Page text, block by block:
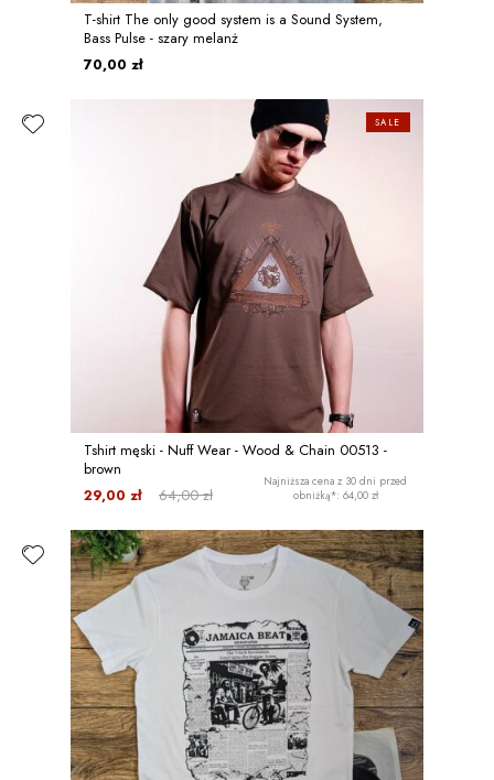
T-shirt The only good system is a Sound System,
Bass Pulse - szary melanż
70,00 zł
Tshirt męski - Nuff Wear - Wood & Chain 00513 -
brown
64,00 zł
29,00 zł
Najniższa cena z 30 dni przed
obniżką*: 64,00 zł
SALE